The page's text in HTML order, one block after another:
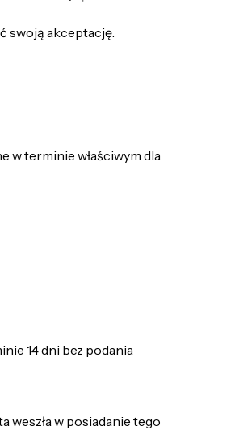
swoją akceptację.
w terminie właściwym dla
14 dni bez podania
weszła w posiadanie tego